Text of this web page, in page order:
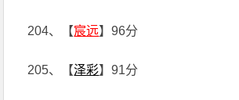
204、【宸远】96分
205、【泽彩】91分